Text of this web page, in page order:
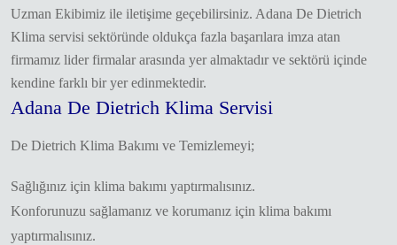
Uzman Ekibimiz ile iletişime geçebilirsiniz. Adana De Dietrich
Klima servisi sektöründe oldukça fazla başarılara imza atan
firmamız lider firmalar arasında yer almaktadır ve sektörü içinde
kendine farklı bir yer edinmektedir.
Adana De Dietrich Klima Servisi
De Dietrich Klima Bakımı ve Temizlemeyi;
Sağlığınız için klima bakımı yaptırmalısınız.
Konforunuzu sağlamanız ve korumanız için klima bakımı
yaptırmalısınız.